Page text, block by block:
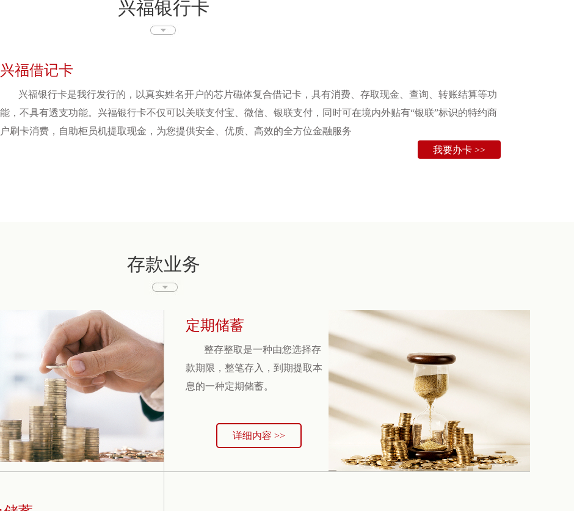
兴福银行卡
兴福借记卡
兴福银行卡是我行发行的，以真实姓名开户的芯片磁体复合借记卡，具有消费、存取现金、查询、转账结算等功
能，不具有透支功能。兴福银行卡不仅可以关联支付宝、微信、银联支付，同时可在境内外贴有“银联”标识的特约商
户刷卡消费，自助柜员机提取现金，为您提供安全、优质、高效的全方位金融服务
我要办卡 >>
存款业务
定期储蓄
整存整取是一种由您选择存
款期限，整笔存入，到期提取本
息的一种定期储蓄。
详细内容 >>